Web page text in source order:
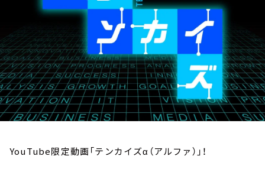
YouTube限定動画「テンカイズα（アルファ）」！